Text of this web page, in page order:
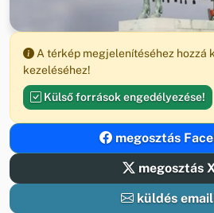
A térkép megjelenítéséhez hozzá
kezeléséhez!
Külső források engedélyezése!
megosztás
megosztás
küldés